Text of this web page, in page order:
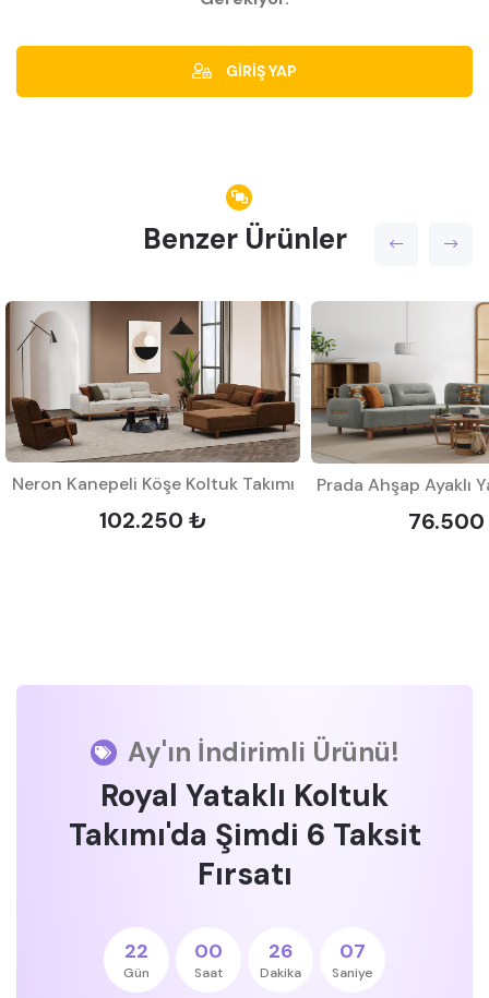
GİRİŞ YAP
Benzer Ürünler
Neron Kanepeli Köşe Koltuk Takımı
102.250 ₺
Ay'ın İndirimli Ürünü!
Royal Yataklı Koltuk
Takımı'da Şimdi 6 Taksit
Fırsatı
22
Gün
00
Saat
26
Dakika
06
Saniye